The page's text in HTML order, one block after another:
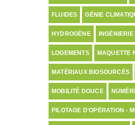
FLUIDES GÉNIE
HYDROGÈNE
LOGEMENTS MAQUETTE
MATÉRIAUX BIOSOURCÉS
MOBILITÉ DOUCE
PILOTAGE D'OPÉRATION -